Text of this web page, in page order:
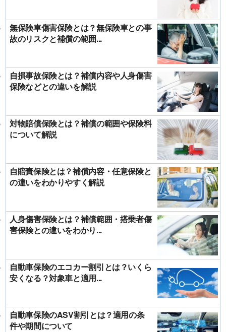
無保険車傷害保険とは？無保険車との事
故のリスクと補償の範囲...
自損事故保険とは？補償内容や人身傷害
保険などとの違いを解説
対物賠償保険とは？補償の範囲や保険料
について解説
自賠責保険とは？補償内容・任意保険と
の違いをわかりやすく解説
人身傷害保険とは？補償範囲・搭乗者傷
害保険との違いをわかり...
自動車保険のエコカー割引とは？いくら
安くなる？対象車と適用...
自動車保険のASV割引とは？適用の条
件や期間について